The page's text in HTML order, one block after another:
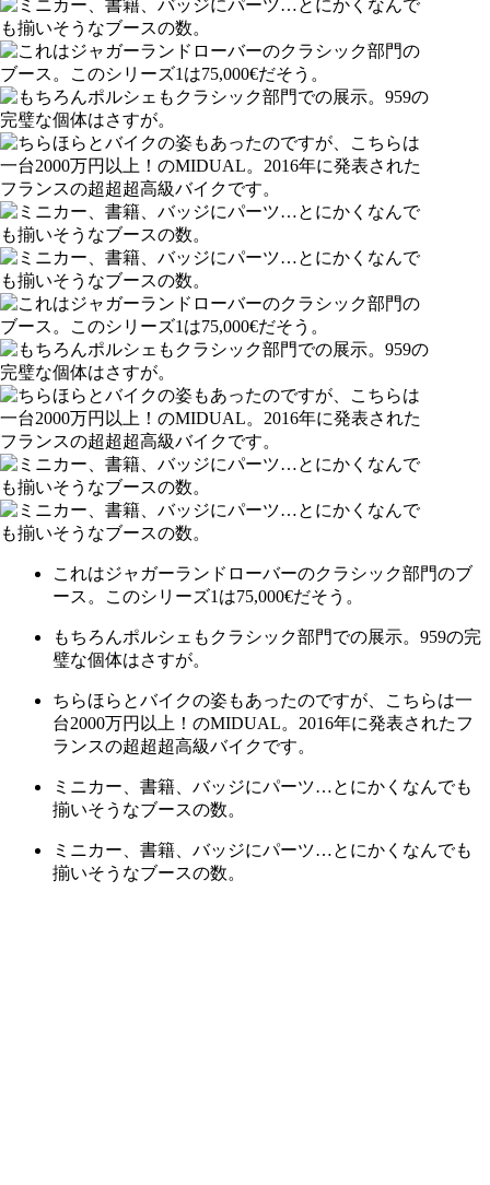
これはジャガーランドローバーのクラシック部門のブ
ース。このシリーズ1は75,000€だそう。
もちろんポルシェもクラシック部門での展示。959の完
璧な個体はさすが。
ちらほらとバイクの姿もあったのですが、こちらは一
台2000万円以上！のMIDUAL。2016年に発表されたフ
ランスの超超超高級バイクです。
ミニカー、書籍、バッジにパーツ…とにかくなんでも
揃いそうなブースの数。
ミニカー、書籍、バッジにパーツ…とにかくなんでも
揃いそうなブースの数。